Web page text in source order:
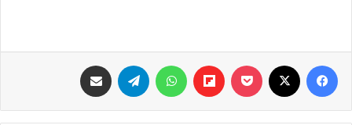
فيسبوك ‫Pocket
Flipboard واتساب تيلقرام